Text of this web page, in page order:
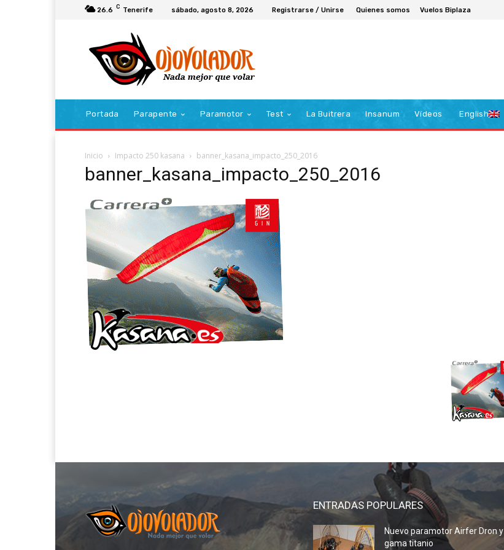
26.6 C Tenerife sábado, agosto 8, 2026 Registrarse / Unirse Quienes somos Vuelos Biplaza
Portada Parapente Paramotor Test La Buitrera Insanum Vídeos English
Inicio Impacto 250 kasana banner_kasana_impacto_250_2016
banner_kasana_impacto_250_2016
ENTRADAS POPULARES
Nuevo paramotor Airfer Dron y
gama titanio